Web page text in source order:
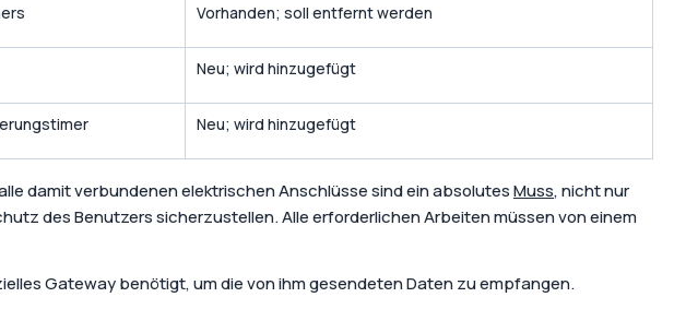
Vorhanden; soll entfernt werden
Neu; wird hinzugefügt
Neu; wird hinzugefügt
damit verbundenen elektrischen Anschlüsse sind ein absolutesMuss, nicht nur
des Benutzers sicherzustellen. Alle erforderlichen Arbeiten müssen von einem
Gateway benötigt, um die von ihm gesendeten Daten zu empfangen.